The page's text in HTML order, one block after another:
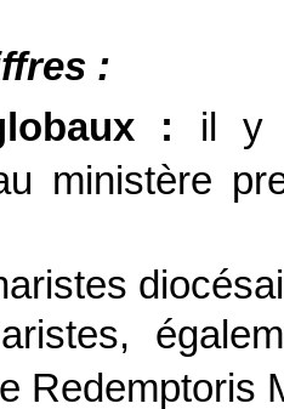
:
: il y
ministère
Redemptoris